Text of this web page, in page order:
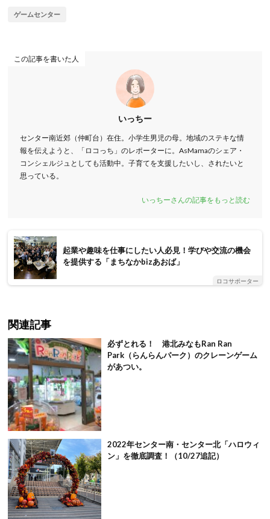
ゲームセンター
この記事を書いた人
いっちー
センター南近郊（仲町台）在住。小学生男児の母。地域のステキな情
報を伝えようと、「ロコっち」のレポーターに。AsMamaのシェア・
コンシェルジュとしても活動中。子育てを支援したいし、されたいと
思っている。
いっちーさんの記事をもっと読む
起業や趣味を仕事にしたい人必見！学びや交流の機会
を提供する「まちなかbizあおば」
ロコサポーター
関連記事
必ずとれる！ 港北みなもRan Ran
Park（らんらんパーク）のクレーンゲーム
があつい。
2022年センター南・センター北「ハロウィ
ン」を徹底調査！（10/27追記）